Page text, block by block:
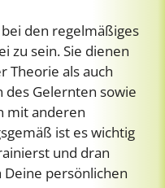
den regelmäßiges
zu sein. Sie dienen
Theorie als auch
Gelernten sowie
mit anderen
ist es wichtig
und dran
Deine persönlichen